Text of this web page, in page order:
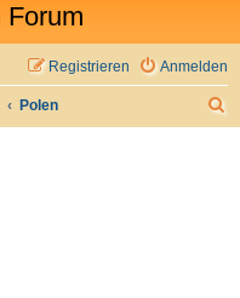
Forum
Anmelden
Registrieren
Polen